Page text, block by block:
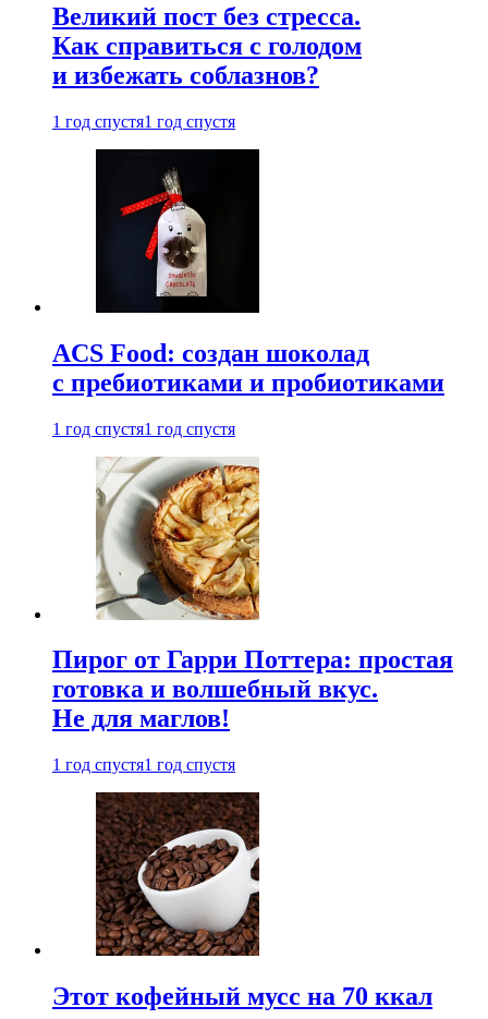
Великий пост без стресса.
Как справиться с голодом
и избежать соблазнов?
1 год спустя1 год спустя
ACS Food: создан шоколад
с пребиотиками и пробиотиками
1 год спустя1 год спустя
Пирог от Гарри Поттера: простая
готовка и волшебный вкус.
Не для маглов!
1 год спустя1 год спустя
Этот кофейный мусс на 70 ккал